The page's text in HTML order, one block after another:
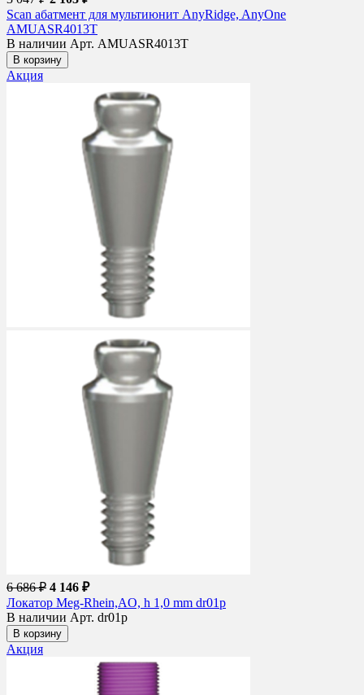
Scan абатмент для мультиюнит AnyRidge, AnyOne
AMUASR4013T
В наличии Арт. AMUASR4013T
В корзину
Акция
6 686 ₽ 4 146 ₽
Локатор Meg-Rhein,AO, h 1,0 mm dr01p
В наличии Арт. dr01p
В корзину
Акция